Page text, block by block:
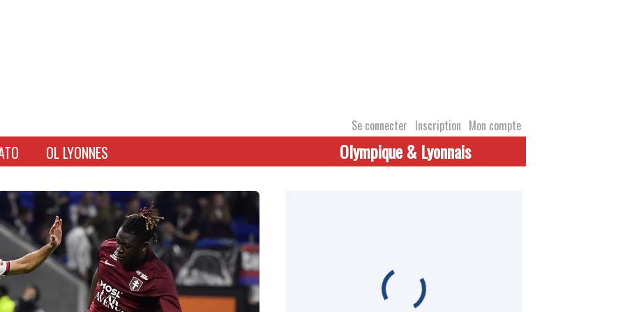
Se connecter Inscription Mon compte
OL LYONNES Olympique & Lyonnais